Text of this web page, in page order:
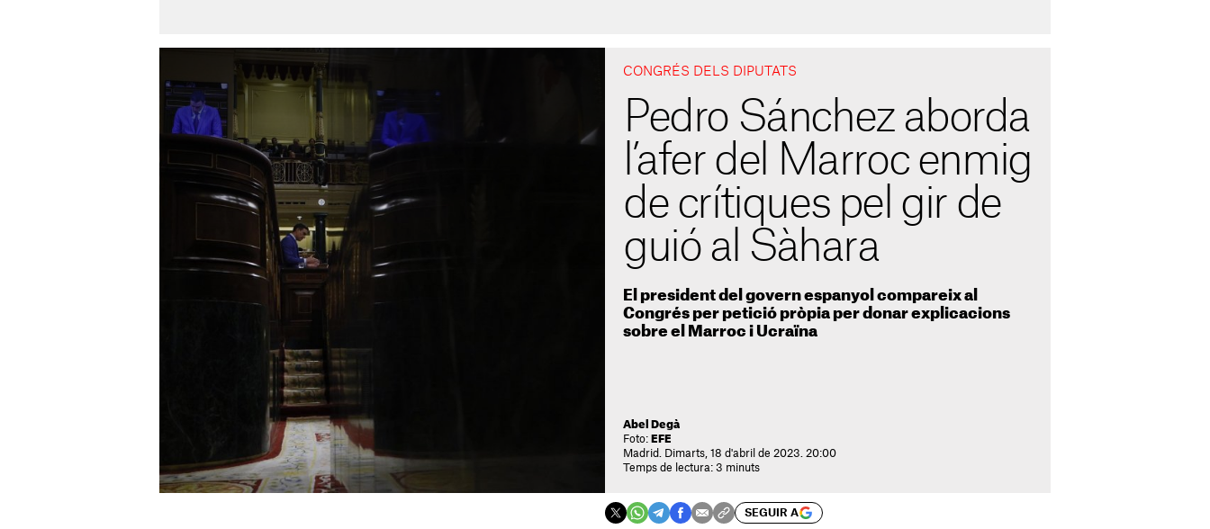
CONGRÉS DELS DIPUTATS
Pedro Sánchez aborda
l’afer del Marroc enmig
de crítiques pel gir de
guió al Sàhara
El president del govern espanyol compareix al
Congrés per petició pròpia per donar explicacions
sobre el Marroc i Ucraïna
Abel Degà
Foto: EFE
Madrid. Dimarts, 18 d'abril de 2023. 20:00
Temps de lectura: 3 minuts
SEGUIR A